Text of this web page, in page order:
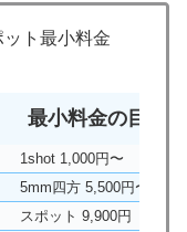
ット最小料金
最小料金の目安
1shot 1,000円〜
5mm四方 5,500円〜
スポット 9,900円（5mm